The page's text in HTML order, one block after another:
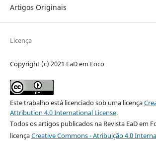
Artigos Originais
Licença
Copyright (c) 2021 EaD em Foco
Este trabalho está licenciado sob uma licença
Attribution 4.0 International License.
Todos os artigos publicados na Revista EaD em
licençaCreative Commons - Atribuição 4.0